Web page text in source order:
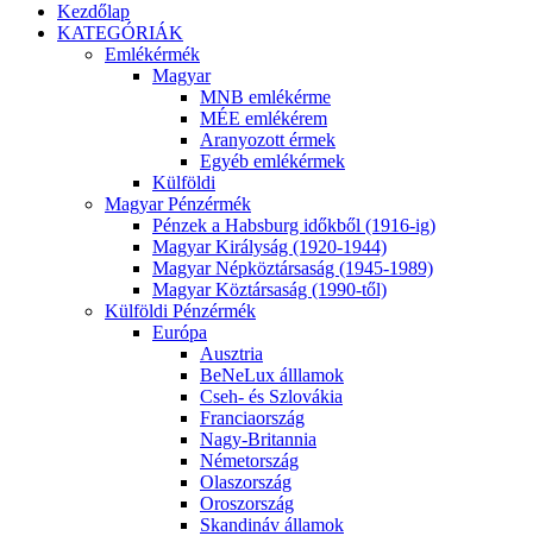
Kezdőlap
KATEGÓRIÁK
Emlékérmék
Magyar
MNB emlékérme
MÉE emlékérem
Aranyozott érmek
Egyéb emlékérmek
Külföldi
Magyar Pénzérmék
Pénzek a Habsburg időkből (1916-ig)
Magyar Királyság (1920-1944)
Magyar Népköztársaság (1945-1989)
Magyar Köztársaság (1990-től)
Külföldi Pénzérmék
Európa
Ausztria
BeNeLux álllamok
Cseh- és Szlovákia
Franciaország
Nagy-Britannia
Németország
Olaszország
Oroszország
Skandináv államok